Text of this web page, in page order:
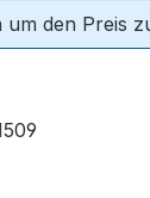
um den Preis